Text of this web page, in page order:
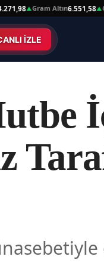
Gram Altın6.551,58▲Çeyrek
İZLE